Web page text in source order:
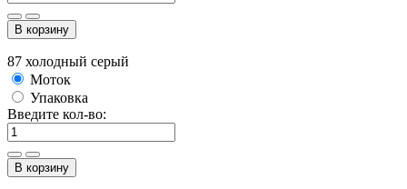
В корзину
87 холодный серый
Моток
Упаковка
Введите кол-во:
В корзину